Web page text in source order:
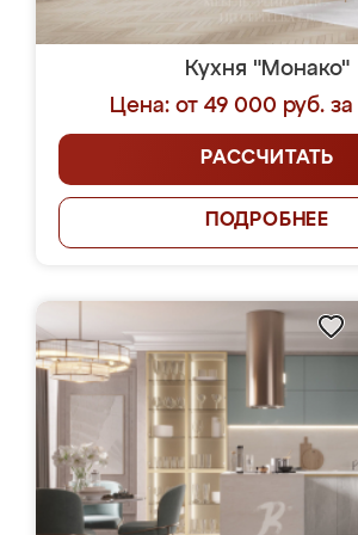
Кухня "Монако"
Цена: от 49 000 руб.
РАССЧИТАТЬ
ПОДРОБНЕЕ